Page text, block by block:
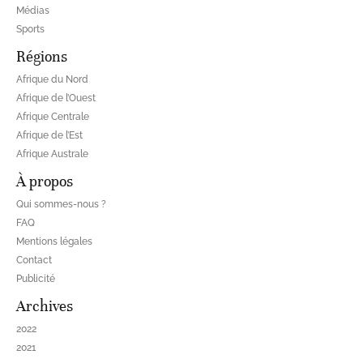
Médias
Sports
Régions
Afrique du Nord
Afrique de l’Ouest
Afrique Centrale
Afrique de l’Est
Afrique Australe
À propos
Qui sommes-nous ?
FAQ
Mentions légales
Contact
Publicité
Archives
2022
2021